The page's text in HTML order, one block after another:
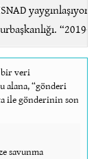
yaygınlaşıyor”.
bir veri
alana, “gönderi
ile gönderinin son
savunma